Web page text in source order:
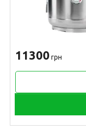
11300 грн